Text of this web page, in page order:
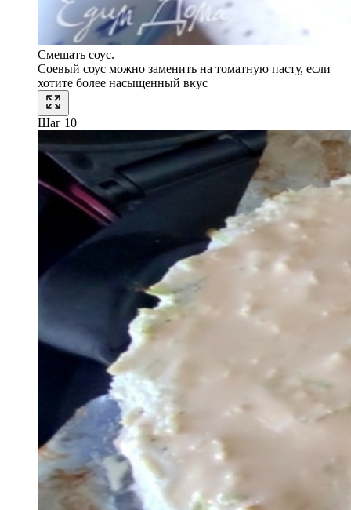
Смешать соус.
Соевый соус можно заменить на томатную пасту, если
хотите более насыщенный вкус
Шаг 10